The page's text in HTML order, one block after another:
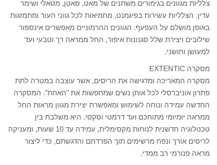
צלליות מגוונים בגימורים משתנים של מאט, סאטן, מטאלי ושימר
עדין. הצלליות עשירות בפיגמנט, מחמיאות לכל גווני העור ומתמזגות
באופן מושלם על העפעף. הגוונים ההרמוניים מאפשרים אינספור
שילובים ויצירת שלל סגנונות איפור, החל ממראה רך וטבעי ועד
למעושן וחושני.
מסקרה EXTENTIC
מסקרה המאריכה ומדגישה את הריסים, אשר עוצבה במטרה לתת
פתרון אוניברסלי לכל אותן נשים שמחפשות את "האחת". המסקרה
החדשה עמידה ונוחה לשימוש ומאפשרת יצירת מגוון מראות החל
ממראה יומיומי מתוחכם ועד דרמטי וסקסי. היא משלבת בין
טכנולוגיה חדשנית לנוחות מקסימלית, עמידה עד 10 שעות, ומעניקה
לריסים אורך ונפח מרשימים תוך הפרדתם והדגשתם, כדי ליצור
מראה פנורמי רב ממדי.